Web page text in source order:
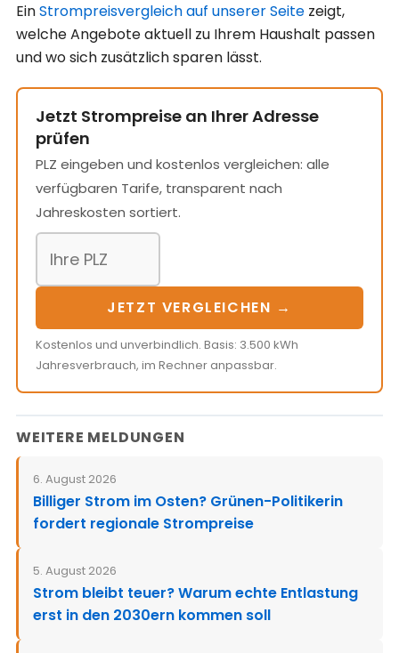
EinStrompreisvergleich auf unserer Seite zeigt,
welche Angebote aktuell zu Ihrem Haushalt passen
und wo sich zusätzlich sparen lässt.
Jetzt Strompreise an Ihrer Adresse
prüfen
PLZ eingeben und kostenlos vergleichen: alle
verfügbaren Tarife, transparent nach
Jahreskosten sortiert.
JETZT VERGLEICHEN →
Kostenlos und unverbindlich. Basis: 3.500 kWh
Jahresverbrauch, im Rechner anpassbar.
WEITERE MELDUNGEN
6. August 2026
Billiger Strom im Osten? Grünen-Politikerin
fordert regionale Strompreise
5. August 2026
Strom bleibt teuer? Warum echte Entlastung
erst in den 2030ern kommen soll